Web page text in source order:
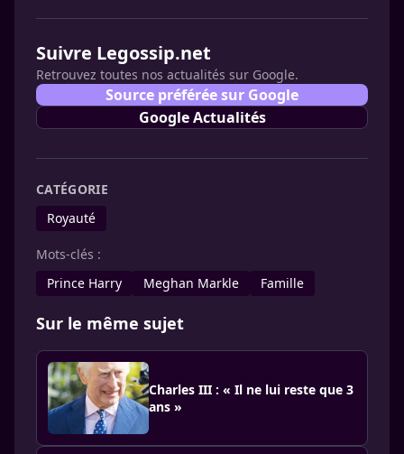
Suivre Legossip.net
Retrouvez toutes nos actualités sur Google.
Source préférée sur Google
Google Actualités
CATÉGORIE
Royauté
Mots-clés :
Prince Harry
Meghan Markle Famille
Sur le même sujet
Charles III : « Il ne lui reste que 3
ans »